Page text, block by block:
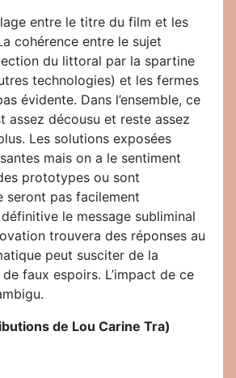
entre le titre du film et les
cohérence entre le sujet
du littoral par la spartine
technologies) et les fermes
évidente. Dans l’ensemble, ce
assez décousu et reste assez
Les solutions exposées
mais on a le sentiment
prototypes ou sont
seront pas facilement
le message subliminal
trouvera des réponses au
peut susciter de la
faux espoirs. L’impact de ce
de Lou Carine Tra)